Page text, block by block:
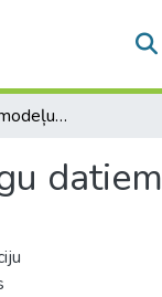
Izturēšanās finanšu modeļu testēšana ar Baltijas akciju tirgu datiem
datiem